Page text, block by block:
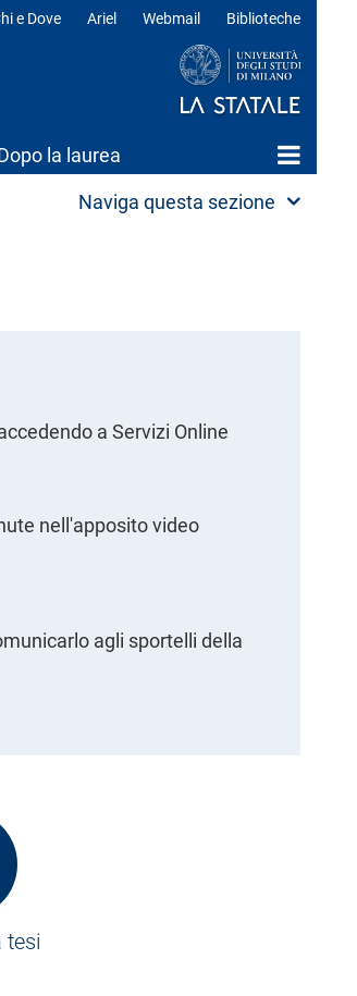
e Dove Ariel Webmail Biblioteche
la laurea
Naviga questa sezione
a Servizi Online
nell'apposito video
agli sportelli della
tesi